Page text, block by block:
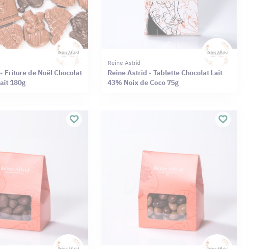
Friture de Noël Chocolat
180g
Reine Astrid
Reine Astrid - Tablette Chocolat Lait
43% Noix de Coco 75g